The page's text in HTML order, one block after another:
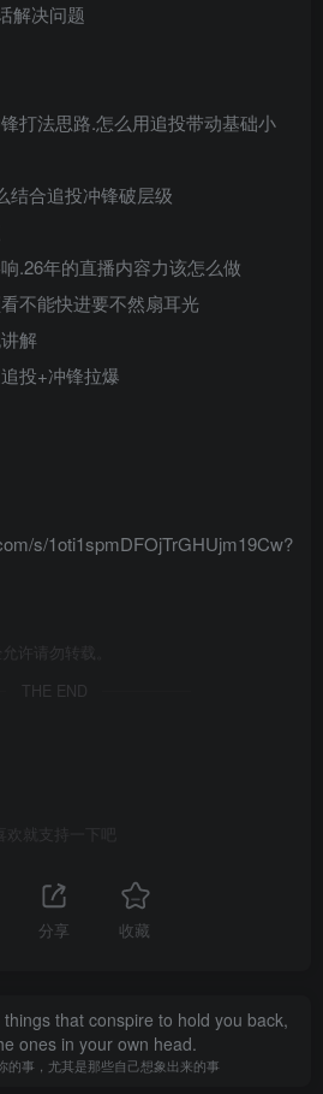
解决问题
打法思路.怎么用追投带动基础小
结合追投冲锋破层级
.26年的直播内容力该怎么做
不能快进要不然扇耳光
解
投+冲锋拉爆
s/1oti1spmDFOjTrGHUjm19Cw?
许请勿转载。
THE END
喜欢就支持一下吧
分享 收藏
that conspire to hold you back,
ones in your own head.
的事，尤其是那些自己想象出来的事